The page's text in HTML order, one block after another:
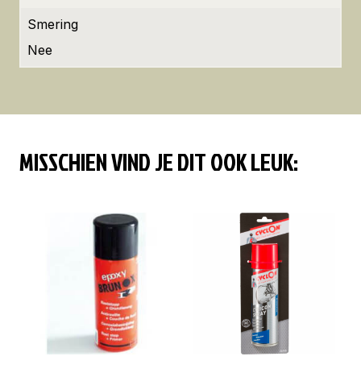
Smering
Nee
MISSCHIEN VIND JE DIT OOK LEUK: